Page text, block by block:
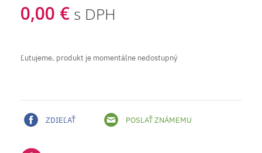
0,00 € s DPH
Ľutujeme, produkt je momentálne nedostupný
ZDIEĽAŤ POSLAŤ ZNÁMEMU